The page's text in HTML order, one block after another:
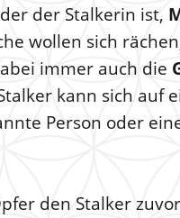
der Stalkerin ist,
wollen sich
immer auch die
kann sich auf
Person oder
den Stalker